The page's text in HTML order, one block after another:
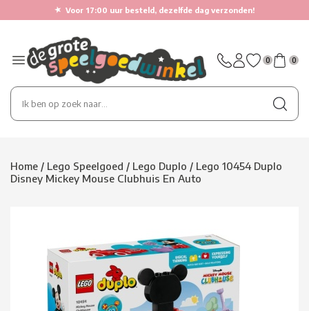
★ Voor 17:00 uur besteld, dezelfde dag verzonden!
0 0
Home / Lego Speelgoed / Lego Duplo / Lego 10454 Duplo
Disney Mickey Mouse Clubhuis En Auto